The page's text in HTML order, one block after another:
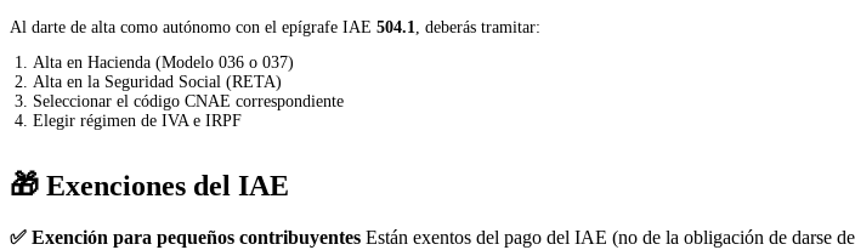
Al darte de alta como autónomo con el epígrafe IAE 504.1
, deberás tramitar:
Alta en Hacienda (Modelo 036 o 037)
Alta en la Seguridad Social (RETA)
Seleccionar el código CNAE correspondiente
Elegir régimen de IVA e IRPF
🎁 Exenciones del IAE
✅ Exención para pequeños contribuyentes Están exentos del pago del IAE (no de la obligación de darse